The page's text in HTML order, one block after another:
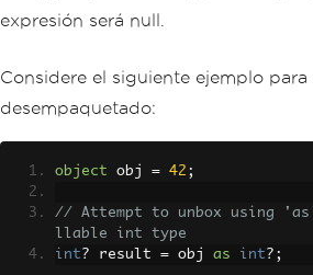
expresión será null.
Considere el siguiente ejemplo
desempaquetado:
object obj = 42 ;
// Attempt to unbox using
llable int type
int? result = obj as int?;